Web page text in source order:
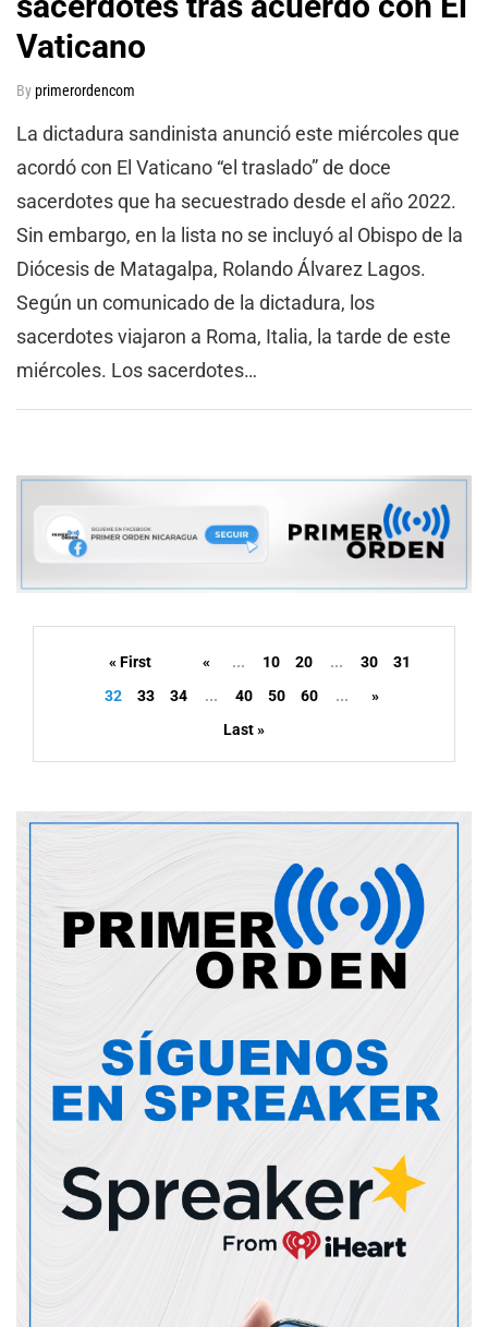
Vaticano
Byprimerordencom
La dictadura sandinista anunció este miércoles que
acordó con El Vaticano “el traslado” de doce
sacerdotes que ha secuestrado desde el año 2022.
Sin embargo, en la lista no se incluyó al Obispo de la
Diócesis de Matagalpa, Rolando Álvarez Lagos.
Según un comunicado de la dictadura, los
sacerdotes viajaron a Roma, Italia, la tarde de este
miércoles. Los sacerdotes…
« First « ... 10 20 ... 30
31
32
33 34 ... 40 50 60 ...
»
Last »